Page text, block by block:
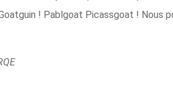
! Pablgoat Picassgoat ! Nous